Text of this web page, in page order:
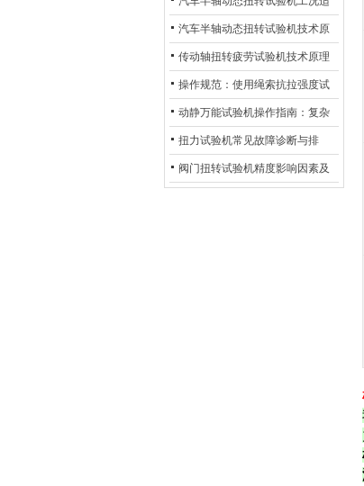
配与质控应用探析
汽车半轴动态扭转试验机技术原
理与行业应用
传动轴扭转疲劳试验机技术原理
与行业应用
操作规范：使用绳索抗拉强度试
验机的完整测试步骤
动静万能试验机操作指南：复杂
动态测试的标准化流程
扭力试验机常见故障诊断与排
除：从传感器信号异常到机械传
阀门扭转试验机精度影响因素及